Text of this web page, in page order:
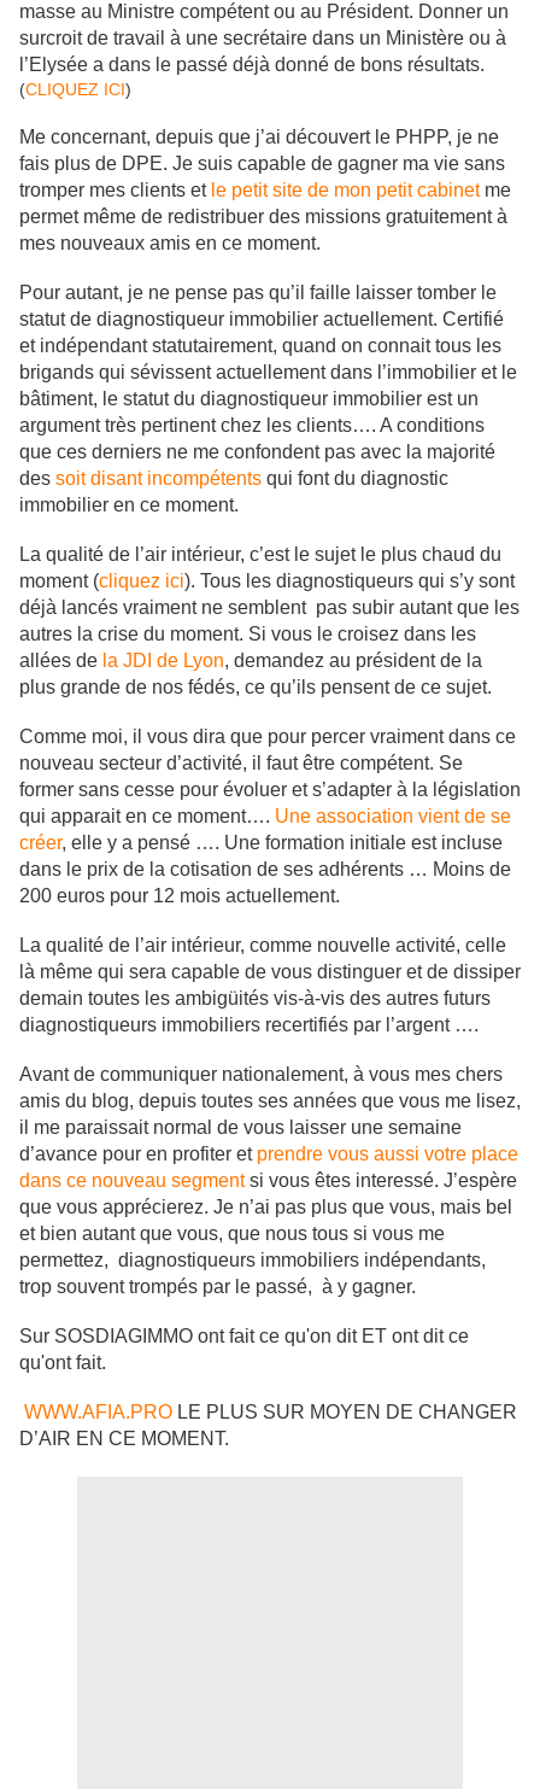
masse au Ministre compétent ou au Président. Donner un
surcroit de travail à une secrétaire dans un Ministère ou à
l’Elysée a dans le passé déjà donné de bons résultats.
(CLIQUEZ ICI)
Me concernant, depuis que j’ai découvert le PHPP, je ne
fais plus de DPE. Je suis capable de gagner ma vie sans
tromper mes clients et le petit site de mon petit cabinetme
permet même de redistribuer des missions gratuitement à
mes nouveaux amis en ce moment.
Pour autant, je ne pense pas qu’il faille laisser tomber le
statut de diagnostiqueur immobilier actuellement. Certifié
et indépendant statutairement, quand on connait tous les
brigands qui sévissent actuellement dans l’immobilier et le
bâtiment, le statut du diagnostiqueur immobilier est un
argument très pertinent chez les clients…. A conditions
que ces derniers ne me confondent pas avec la majorité
des soit disant incompétents qui font du diagnostic
immobilier en ce moment.
La qualité de l’air intérieur, c’est le sujet le plus chaud du
moment (cliquez ici). Tous les diagnostiqueurs qui s’y sont
déjà lancés vraiment ne semblent pas subir autant que les
autres la crise du moment. Si vous le croisez dans les
allées de la JDI de Lyon, demandez au président de la
plus grande de nos fédés, ce qu’ils pensent de ce sujet.
Comme moi, il vous dira que pour percer vraiment dans ce
nouveau secteur d’activité, il faut être compétent. Se
former sans cesse pour évoluer et s’adapter à la législation
qui apparait en ce moment…. Une association vient de se
créer, elle y a pensé …. Une formation initiale est incluse
dans le prix de la cotisation de ses adhérents … Moins de
200 euros pour 12 mois actuellement.
La qualité de l’air intérieur, comme nouvelle activité, celle
là même qui sera capable de vous distinguer et de dissiper
demain toutes les ambigüités vis-à-vis des autres futurs
diagnostiqueurs immobiliers recertifiés par l’argent ….
Avant de communiquer nationalement, à vous mes chers
amis du blog, depuis toutes ses années que vous me lisez,
il me paraissait normal de vous laisser une semaine
d’avance pour en profiter et prendre vous aussi votre place
dans ce nouveau segmentsi vous êtes interessé. J’espère
que vous apprécierez. Je n’ai pas plus que vous, mais bel
et bien autant que vous, que nous tous si vous me
permettez, diagnostiqueurs immobiliers indépendants,
trop souvent trompés par le passé, à y gagner.
Sur SOSDIAGIMMO ont fait ce qu'on dit ET ont dit ce
qu'ont fait.
WWW.AFIA.PRO LE PLUS SUR MOYEN DE CHANGER
D’AIR EN CE MOMENT.